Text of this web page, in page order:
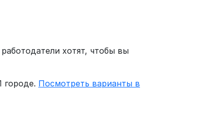
хотят, чтобы вы
городе. Посмотреть варианты в